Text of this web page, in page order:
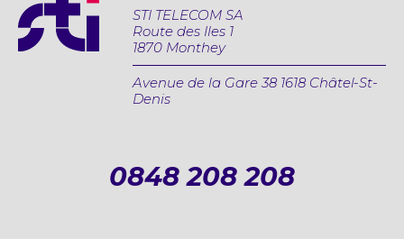
STI TELECOM SA
Route des Iles 1
1870 Monthey
Avenue de la Gare 38 1618 Châtel-St-
Denis
0848 208 208